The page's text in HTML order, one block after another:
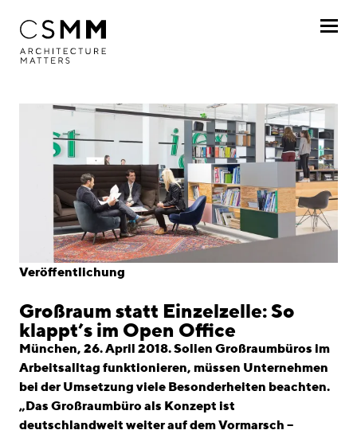
Profil
Leistungen
Journal
Awards
Standorte
linkedininstagram
English
Veröffentlichung
Großraum statt Einzelzelle: So
klappt’s im Open Office
München, 26. April 2018. Sollen Großraumbüros im
Arbeitsalltag funktionieren, müssen Unternehmen
bei der Umsetzung viele Besonderheiten beachten.
„Das Großraumbüro als Konzept ist
deutschlandweit weiter auf dem Vormarsch –